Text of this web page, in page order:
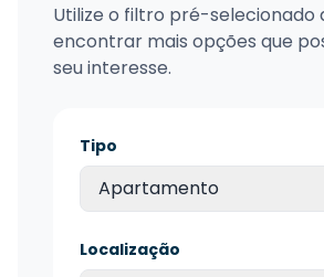
Utilize o filtro pré-selecionado
encontrar mais opções que
seu interesse.
Tipo
Apartamento
Localização